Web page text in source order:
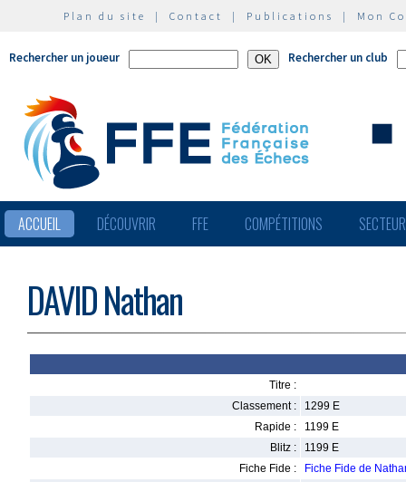
Plan du site | Contact | Publications | Mon
Rechercher un joueur Rechercher un club
ACCUEIL DÉCOUVRIR FFE COMPÉTITIONS
DAVID Nathan
Titre :
Classement :
1299 E
Rapide :
1199 E
Blitz :
1199 E
Fiche Fide :
Fiche Fide de